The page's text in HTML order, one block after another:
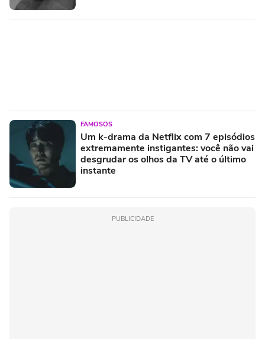
FAMOSOS
Um k-drama da Netflix com 7 episódios
extremamente instigantes: você não vai
desgrudar os olhos da TV até o último
instante
PUBLICIDADE